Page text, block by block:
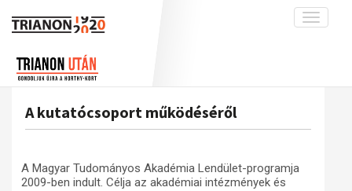
Toggle
interpretációk
A békerendszer megszilárdulása
Galéria
A kutatócsoport működéséről
A Magyar Tudományos Akadémia Lendület-programja
2009-ben indult. Célja az akadémiai intézmények és